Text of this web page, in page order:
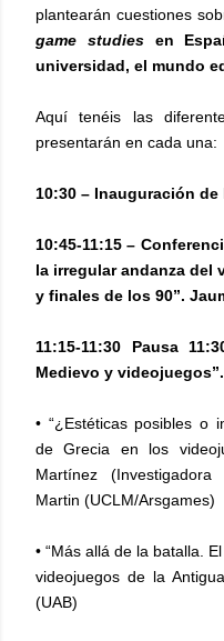
plantearán cuestiones
game studiesen
universidad, el mundo
Aquí tenéis las
presentarán en cada una:
10:30 – Inauguración de
10:45-11:15 –
la irregular andanza del
y finales de los 90”.
11:15-11:30 Pausa
Medievo y videojuegos”.
• “¿Estéticas posibles o
de Grecia en los
Martínez
Martin (UCLM/Arsgames)
• “Más allá de la batalla.
videojuegos de la
(UAB)